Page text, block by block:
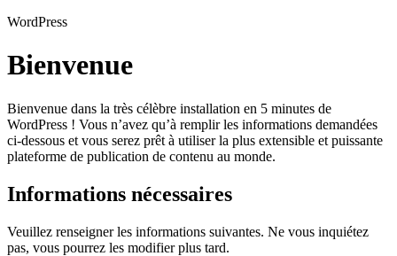
WordPress
Bienvenue
Bienvenue dans la très célèbre installation en 5 minutes de
WordPress ! Vous n’avez qu’à remplir les informations demandées
ci-dessous et vous serez prêt à utiliser la plus extensible et puissante
plateforme de publication de contenu au monde.
Informations nécessaires
Veuillez renseigner les informations suivantes. Ne vous inquiétez
pas, vous pourrez les modifier plus tard.